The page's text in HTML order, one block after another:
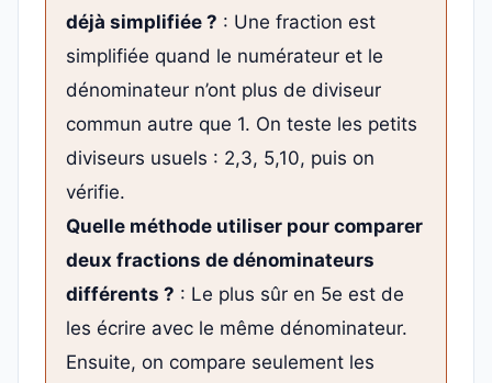
déjà simplifiée ? : Une fraction est
simplifiée quand le numérateur et le
dénominateur n’ont plus de diviseur
commun autre que 1. On teste les petits
diviseurs usuels : 2,3, 5,10, puis on
vérifie.
Quelle méthode utiliser pour comparer
deux fractions de dénominateurs
différents ? : Le plus sûr en 5e est de
les écrire avec le même dénominateur.
Ensuite, on compare seulement les